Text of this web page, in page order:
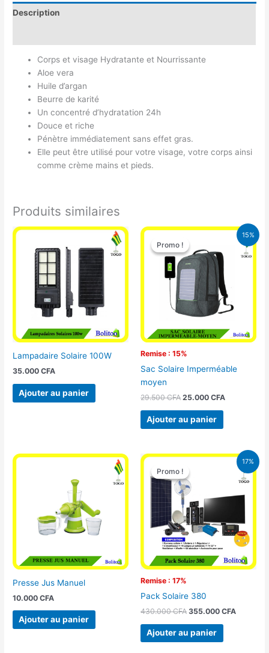
Description
Corps et visage Hydratante et Nourrissante
Aloe vera
Huile d’argan
Beurre de karité
Un concentré d’hydratation 24h
Douce et riche
Pénètre immédiatement sans effet gras.
Elle peut être utilisé pour votre visage, votre corps ainsi
comme crème mains et pieds.
Produits similaires
Lampadaire Solaire 100W
35.000CFA
Ajouter au panier
15%
Promo !
Remise : 15%
Promo !
Sac Solaire Imperméable
moyen
29.500CFA
Le
prix
initial
était :
29.500 CFA.
25.000 CFA
Le
prix
actuel
Ajouter au panier
Presse Jus Manuel
10.000CFA
Ajouter au panier
17%
Promo !
Remise : 17%
Promo !
Pack Solaire 380
430.000CFA
Le
initial
était :
430.000 CFA.
355.000 CFA
Le
prix
actuel
355.000
Ajouter au panier